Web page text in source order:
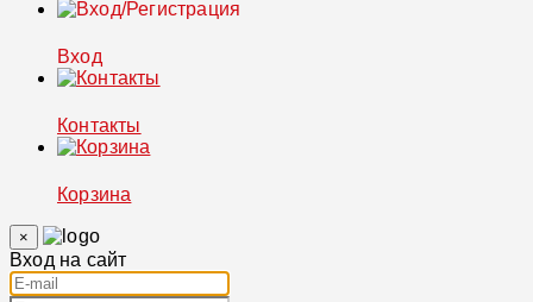
Вход
Контакты
Корзина
×
Вход на сайт